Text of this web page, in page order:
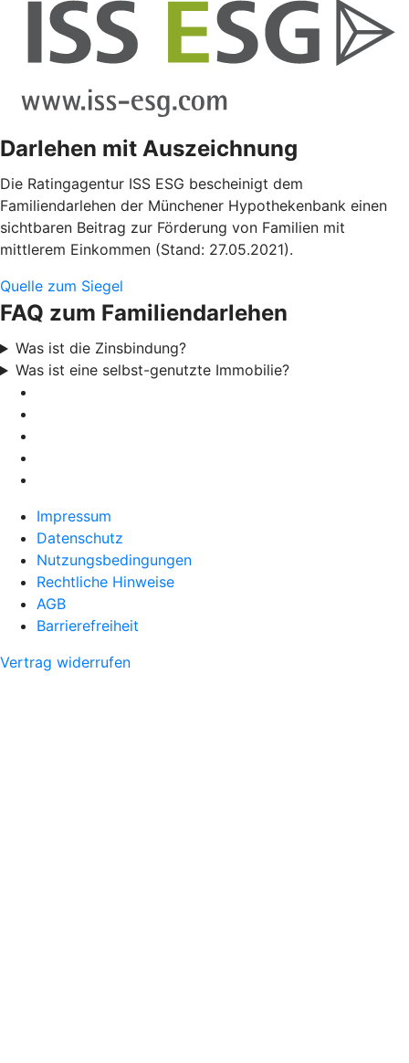
Darlehen mit Auszeichnung
Die Ratingagentur ISS ESG bescheinigt dem
Familiendarlehen der Münchener Hypothekenbank einen
sichtbaren Beitrag zur Förderung von Familien mit
mittlerem Einkommen (Stand: 27.05.2021).
Quelle zum Siegel
FAQ zum Familiendarlehen
Was ist die Zinsbindung?
Was ist eine selbst-genutzte Immobilie?
Impressum
Datenschutz
Nutzungsbedingungen
Rechtliche Hinweise
AGB
Barrierefreiheit
Vertrag widerrufen